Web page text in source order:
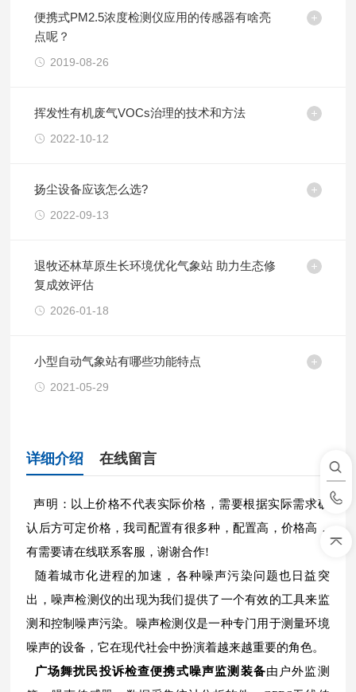
便携式PM2.5浓度检测仪应用的传感器有啥亮
点呢？
2019-08-26
挥发性有机废气VOCs治理的技术和方法
2022-10-12
扬尘设备应该怎么选?
2022-09-13
退牧还林草原生长环境优化气象站 助力生态修
复成效评估
2026-01-18
小型自动气象站有哪些功能特点
2021-05-29
详细介绍 在线留言
声明：以上价格不代表实际价格，需要根据实际需求确
认后方可定价格，我司配置有很多种，配置高，价格高，
有需要请在线联系客服，谢谢合作!
随着城市化进程的加速，各种噪声污染问题也日益突
出，噪声检测仪的出现为我们提供了一个有效的工具来监
测和控制噪声污染。噪声检测仪是一种专门用于测量环境
噪声的设备，它在现代社会中扮演着越来越重要的角色。
广场舞扰民投诉检查便携式噪声监测装备由户外监测